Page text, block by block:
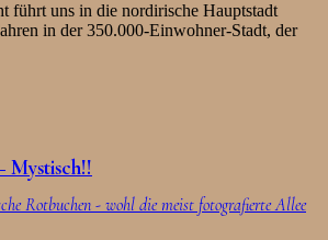
führt uns in die nordirische Hauptstadt
in der 350.000-Einwohner-Stadt, der
Mystisch!!
Rotbuchen - wohl die meist fotografierte Allee